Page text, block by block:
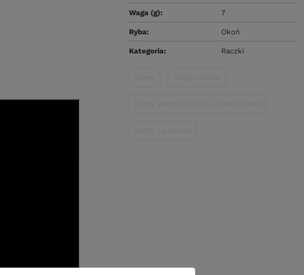
Waga (g) 7
Ryba Okoń
Kategoria Raczki